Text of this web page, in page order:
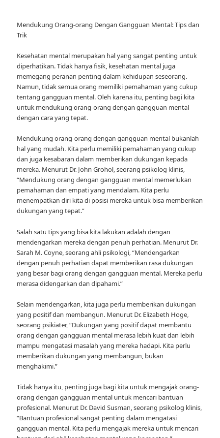
Mendukung Orang-orang Dengan Gangguan Mental: Tips dan
Trik
Kesehatan mental merupakan hal yang sangat penting untuk
diperhatikan. Tidak hanya fisik, kesehatan mental juga
memegang peranan penting dalam kehidupan seseorang.
Namun, tidak semua orang memiliki pemahaman yang cukup
tentang gangguan mental. Oleh karena itu, penting bagi kita
untuk mendukung orang-orang dengan gangguan mental
dengan cara yang tepat.
Mendukung orang-orang dengan gangguan mental bukanlah
hal yang mudah. Kita perlu memiliki pemahaman yang cukup
dan juga kesabaran dalam memberikan dukungan kepada
mereka. Menurut Dr. John Grohol, seorang psikolog klinis,
“Mendukung orang dengan gangguan mental memerlukan
pemahaman dan empati yang mendalam. Kita perlu
menempatkan diri kita di posisi mereka untuk bisa memberikan
dukungan yang tepat.”
Salah satu tips yang bisa kita lakukan adalah dengan
mendengarkan mereka dengan penuh perhatian. Menurut Dr.
Sarah M. Coyne, seorang ahli psikologi, “Mendengarkan
dengan penuh perhatian dapat memberikan rasa dukungan
yang besar bagi orang dengan gangguan mental. Mereka perlu
merasa didengarkan dan dipahami.”
Selain mendengarkan, kita juga perlu memberikan dukungan
yang positif dan membangun. Menurut Dr. Elizabeth Hoge,
seorang psikiater, “Dukungan yang positif dapat membantu
orang dengan gangguan mental merasa lebih kuat dan lebih
mampu mengatasi masalah yang mereka hadapi. Kita perlu
memberikan dukungan yang membangun, bukan
menghakimi.”
Tidak hanya itu, penting juga bagi kita untuk mengajak orang-
orang dengan gangguan mental untuk mencari bantuan
profesional. Menurut Dr. David Susman, seorang psikolog klinis,
“Bantuan profesional sangat penting dalam mengatasi
gangguan mental. Kita perlu mengajak mereka untuk mencari